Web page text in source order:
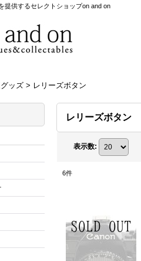
提供するセレクトショップon and on
ッズ > レリーズボタン
レリーズボタン
表示数:
6件